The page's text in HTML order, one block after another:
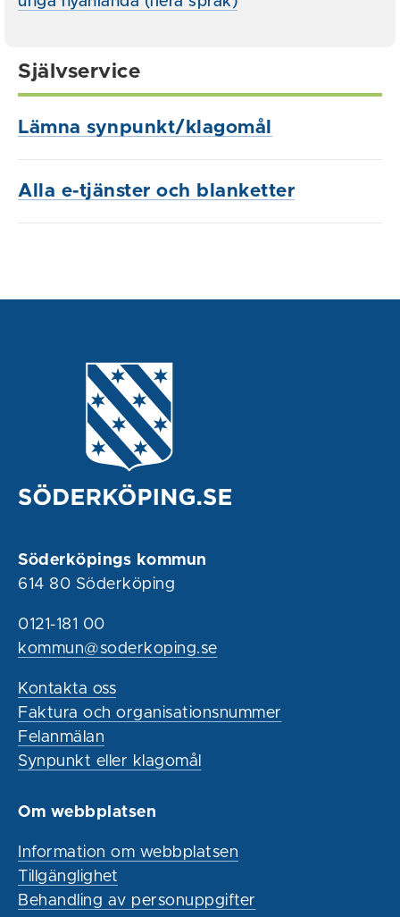
Självservice
Lämna synpunkt/klagomål
Alla e-tjänster och blanketter
Söderköpings kommun
614 80 Söderköping
0121-181 00
kommun@soderkoping.se
Kontakta oss
Faktura och organisationsnummer
Felanmälan
Synpunkt eller klagomål
Om webbplatsen
Information om webbplatsen
Tillgänglighet
Behandling av personuppgifter